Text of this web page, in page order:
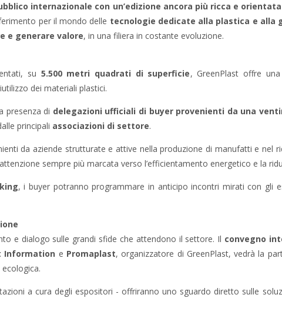
internazionale con un’edizione ancora più ricca e
per il mondo delle tecnologie dedicate alla plastica e alla
e generare valore, in una filiera in costante evoluzione.
su 5.500 metri quadrati di superficie, GreenPlast offre
dei materiali plastici.
presenza di delegazioni ufficiali di buyer provenienti da una
principali associazioni di settore.
da aziende strutturate e attive nella produzione di manufatti e nel
sempre più marcata verso l’efficientamento energetico e la
, i buyer potranno programmare in anticipo incontri mirati con gli
e dialogo sulle grandi sfide che attendono il settore. Il convegno
Information e Promaplast, organizzatore di GreenPlast, vedrà la
a cura degli espositori - offriranno uno sguardo diretto sulle